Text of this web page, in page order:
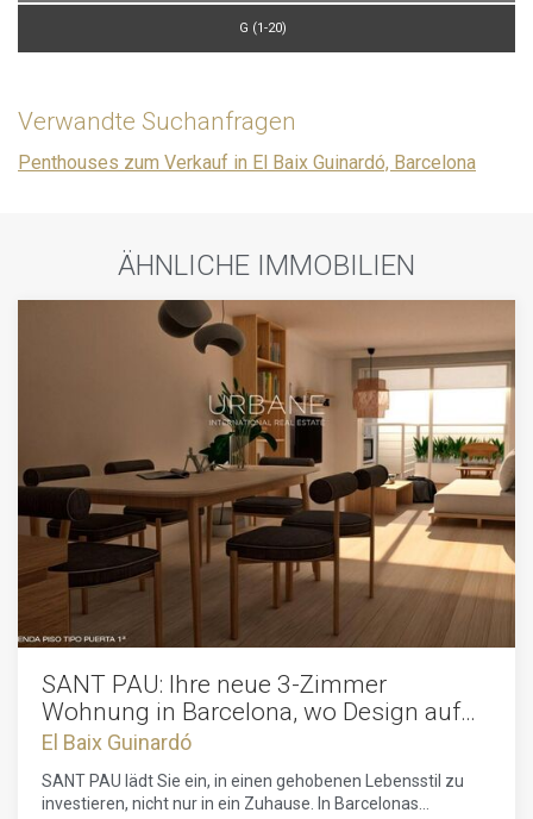
G (1-20)
Verwandte Suchanfragen
Penthouses zum Verkauf in El Baix Guinardó, Barcelona
ÄHNLICHE IMMOBILIEN
SANT PAU: Ihre neue 3-Zimmer
Wohnung in Barcelona, wo Design auf
Qualität trifft.
El Baix Guinardó
SANT PAU lädt Sie ein, in einen gehobenen Lebensstil zu
investieren, nicht nur in ein Zuhause. In Barcelonas